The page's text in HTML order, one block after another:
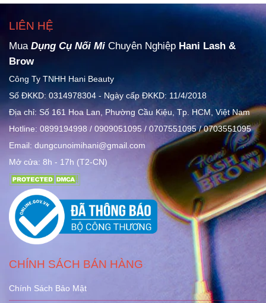
LIÊN HỆ
Mua Dụng Cụ Nối Mi Chuyên Nghiệp Hani Lash &
Brow
Công Ty TNHH Hani Beauty
Số ĐKKD: 0314978304 - Ngày cấp ĐKKD: 11/4/2018
Địa chỉ: Số 161 Hoa Lan, Phường Cầu Kiệu, Tp. HCM, Việt Nam
Hotline: 0899194998 / 0909051095 / 0707551095 / 0703551095
Email: dungcunoimihani@gmail.com
Mở cửa: 8h - 17h (T2-CN)
CHÍNH SÁCH BÁN HÀNG
Chính Sách Bảo Mật